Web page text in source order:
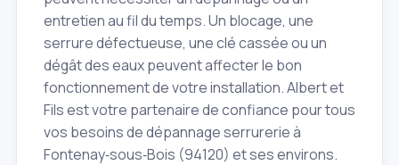
entretien au fil du temps. Un blocage, une
serrure défectueuse, une clé cassée ou un
dégât des eaux peuvent affecter le bon
fonctionnement de votre installation. Albert et
Fils est votre partenaire de confiance pour tous
vos besoins de dépannage serrurerie à
Fontenay‑sous‑Bois (94120) et ses environs.